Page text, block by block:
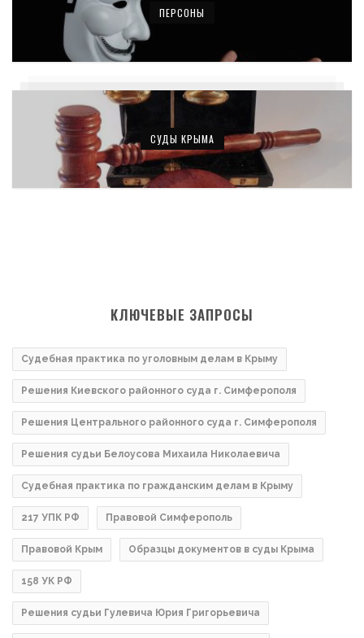
ПЕРСОНЫ
СУДЫ КРЫМА
КЛЮЧЕВЫЕ ЗАПРОСЫ
Судебная практика по уголовным делам в Крыму
Решения Киевского районного суда г. Симферополя
Решения Центрального районного суда г. Симферополя
Решения судьи Белоусова Михаила Николаевича
Судебная практика по гражданским делам в Крыму
217 УПК РФ Правовой Симферополь
Правовой Крым Образцы документов в суды Крыма
158 УК РФ
Решения судьи Гулевича Юрия Григорьевича